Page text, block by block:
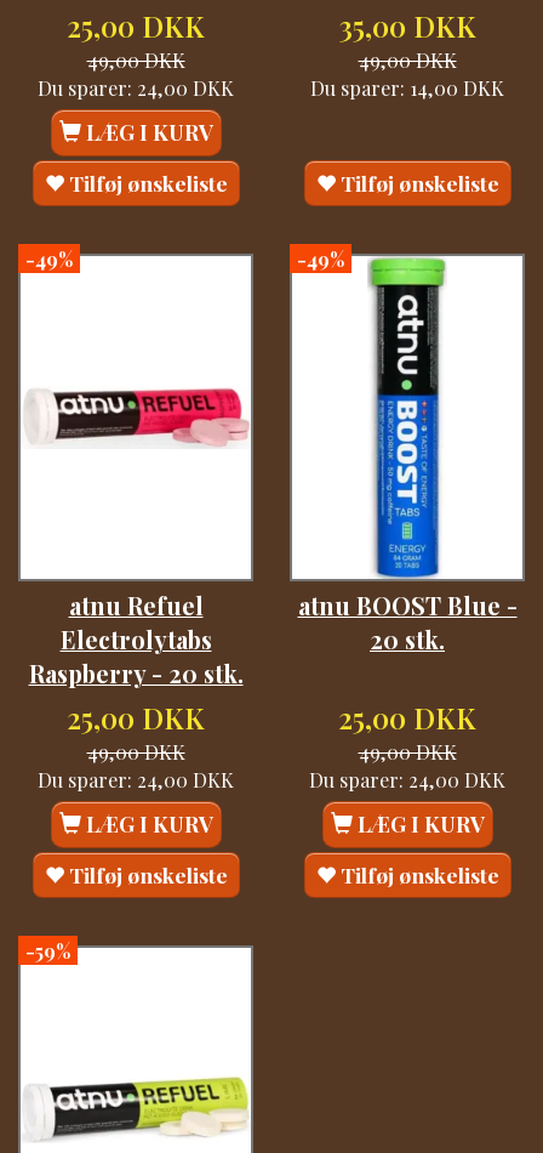
25,00 DKK
49,00 DKK
Du sparer: 24,00 DKK
LÆG I KURV
Tilføj ønskeliste
35,00 DKK
49,00 DKK
Du sparer: 14,00 DKK
Tilføj ønskeliste
-49%
atnu Refuel
Electrolytabs
Raspberry - 20 stk.
25,00 DKK
49,00 DKK
Du sparer: 24,00 DKK
LÆG I KURV
Tilføj ønskeliste
-49%
atnu BOOST Blue -
20 stk.
25,00 DKK
49,00 DKK
Du sparer: 24,00 DKK
LÆG I KURV
Tilføj ønskeliste
-59%